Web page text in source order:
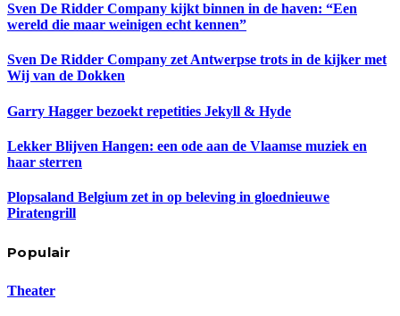
Sven De Ridder Company kijkt binnen in de haven: “Een
wereld die maar weinigen echt kennen”
Sven De Ridder Company zet Antwerpse trots in de kijker met
Wij van de Dokken
Garry Hagger bezoekt repetities Jekyll & Hyde
Lekker Blijven Hangen: een ode aan de Vlaamse muziek en
haar sterren
Plopsaland Belgium zet in op beleving in gloednieuwe
Piratengrill
Populair
Theater